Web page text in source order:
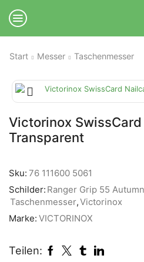
Start Messer Taschenmesser
Victorinox
Transparent
Sku: 76 111600 5061
Schilder: Ranger Grip 55
Taschenmesser,Victorinox
Marke: VICTORINOX
Teilen: